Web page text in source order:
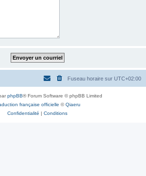
Fuseau horaire sur UTC+02:00
phpBB® Forum Software © phpBB Limited
française officielle ©Qiaeru
Confidentialité | Conditions